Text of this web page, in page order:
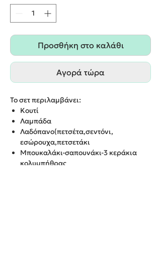
Προσθήκη στο καλάθι
Αγορά τώρα
Το σετ περιλαμβάνει:
Κουτί
Λαμπάδα
Λαδόπανο(πετσέτα,σεντόνι,
εσώρουχα,πετσετάκι
Μπουκαλάκι-σαπουνάκι-3 κεράκια
κολυμπήθρας